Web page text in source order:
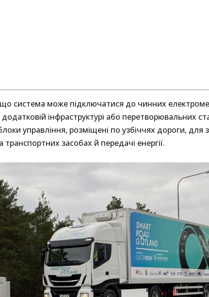
що система може підключатися до чинних
додатковій інфраструктурі або перетворювальних
управління, розміщені по узбіччях дороги, для
засобах й передачі енергії.